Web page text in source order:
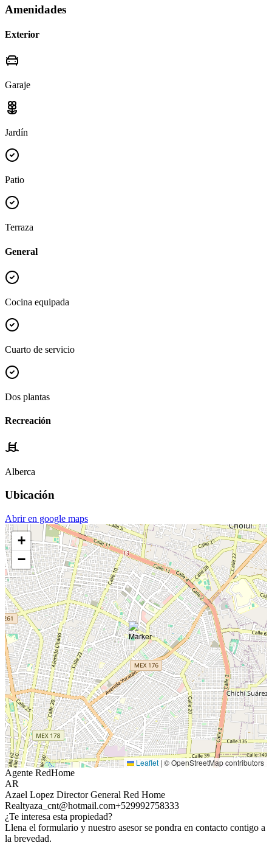
Amenidades
Exterior
Garaje
Jardín
Patio
Terraza
General
Cocina equipada
Cuarto de servicio
Dos plantas
Recreación
Alberca
Ubicación
Abrir en google maps
+
−
Leaflet | © OpenStreetMap contributors
Agente RedHome
AR
Azael Lopez Director General Red Home
Realtyaza_cnt@hotmail.com+529992758333
¿Te interesa esta propiedad?
Llena el formulario y nuestro asesor se pondra en contacto contigo a
la brevedad.